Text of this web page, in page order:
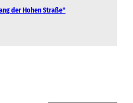
der Hohen Straße"